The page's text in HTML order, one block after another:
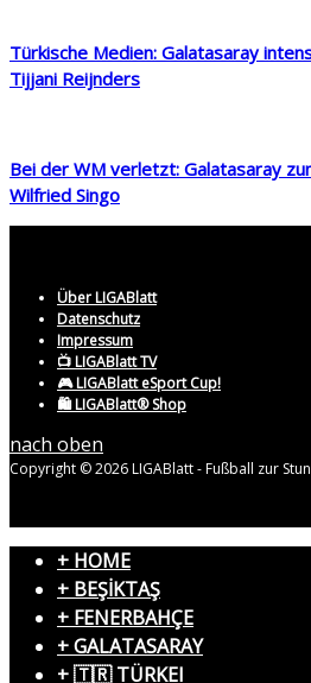
Türkische Medien: Galatasaray
Tijjani Reijnders
Bei der WM verletzt: Galatasaray
Wilfried Singo
Über LIGABlatt
Datenschutz
Impressum
📺 LIGABlatt TV
🎮 LIGABlatt eSport Cup!
🛍️ LIGABlatt® Shop
nach oben
Copyright © 2026 LIGABlatt - Fußball zur
+ HOME
+ BEŞİKTAŞ
+ FENERBAHÇE
+ GALATASARAY
+ 🇹🇷 TÜRKEI